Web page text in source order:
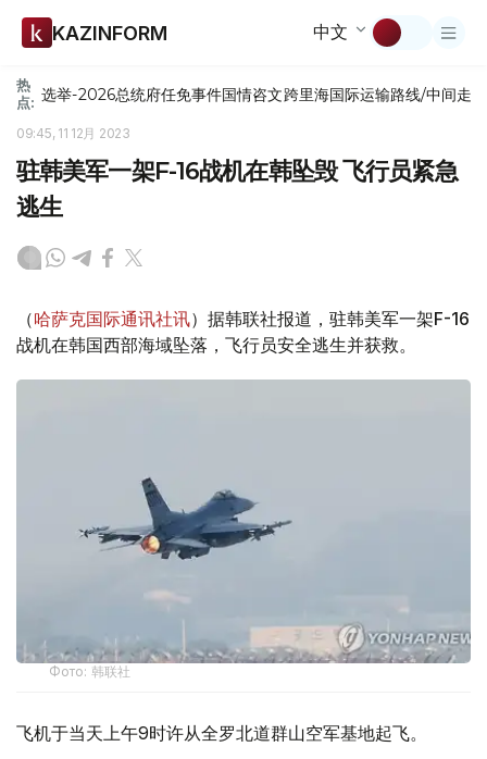
KAZINFORM 中文
热
点: 选举-2026总统府任免事件国情咨文跨里海国际运输路线/中间走廊
09:45, 11 12月 2023
驻韩美军一架F-16战机在韩坠毁 飞行员紧急
逃生
（哈萨克国际通讯社讯）据韩联社报道，驻韩美军一架F-16
战机在韩国西部海域坠落，飞行员安全逃生并获救。
Фото: 韩联社
飞机于当天上午9时许从全罗北道群山空军基地起飞。